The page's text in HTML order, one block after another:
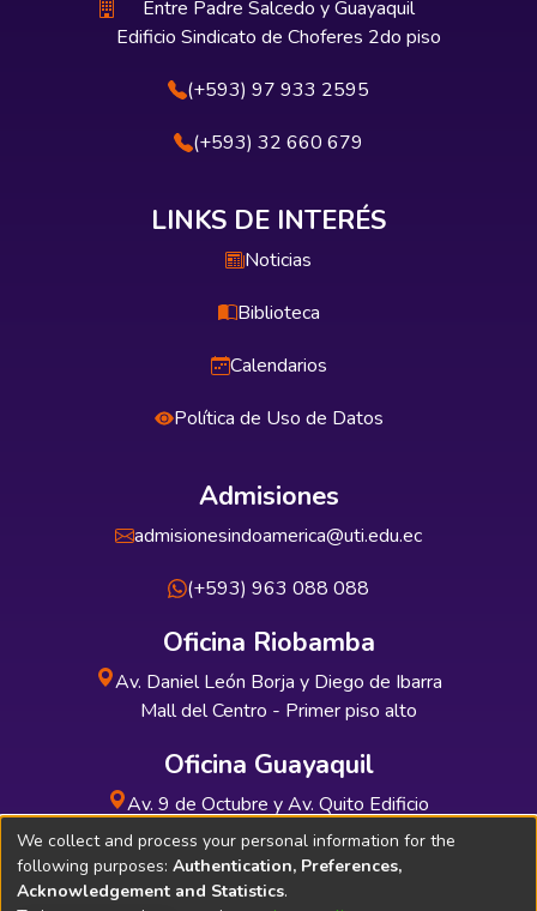
Entre Padre Salcedo y Guayaquil
Edificio Sindicato de Choferes 2do piso
(+593) 97 933 2595
(+593) 32 660 679
LINKS DE INTERÉS
Noticias
Biblioteca
Calendarios
Política de Uso de Datos
Admisiones
admisionesindoamerica@uti.edu.ec
(+593) 963 088 088
Oficina Riobamba
Av. Daniel León Borja y Diego de Ibarra
Mall del Centro - Primer piso alto
Oficina Guayaquil
Av. 9 de Octubre y Av. Quito Edificio
INDUAUTO - Planta baja
We collect and process your personal information for the
following purposes: Authentication, Preferences,
Acknowledgement and Statistics.